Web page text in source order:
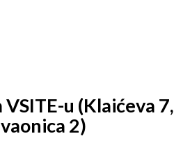
u (Klaićeva 7,
2)